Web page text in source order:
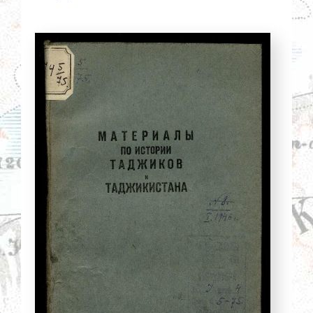
О нас
Контакты
Партнеры